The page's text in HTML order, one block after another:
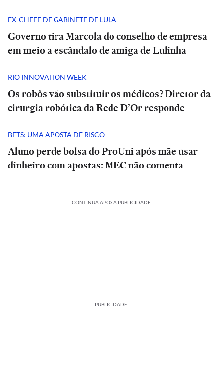
EX-CHEFE DE GABINETE DE LULA
Governo tira Marcola do conselho de empresa
em meio a escândalo de amiga de Lulinha
RIO INNOVATION WEEK
Os robôs vão substituir os médicos? Diretor da
cirurgia robótica da Rede D’Or responde
BETS: UMA APOSTA DE RISCO
Aluno perde bolsa do ProUni após mãe usar
dinheiro com apostas: MEC não comenta
CONTINUA APÓS A PUBLICIDADE
PUBLICIDADE